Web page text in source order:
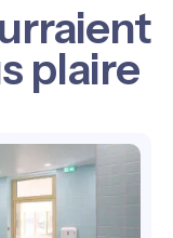
plaire